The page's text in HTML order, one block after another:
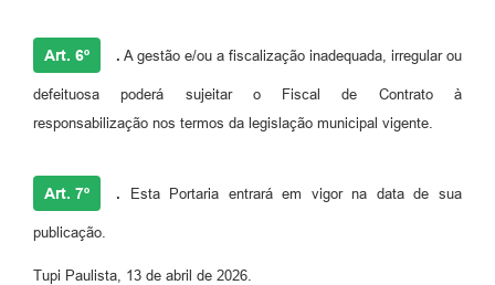
Art. 6º . A gestão e/ou a fiscalização inadequada, irregular ou
defeituosa poderá sujeitar o Fiscal de Contrato à
responsabilização nos termos da legislação municipal vigente.
Art. 7º . Esta Portaria entrará em vigor na data de sua
publicação.
Tupi Paulista, 13 de abril de 2026.